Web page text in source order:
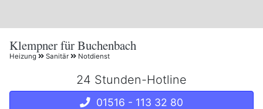
Klempner für Buchenbach
Heizung Sanitär Notdienst
24 Stunden-Hotline
01516 - 113 32 80